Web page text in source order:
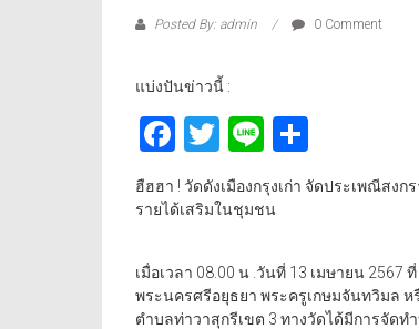
Posted By: admin 0 Comment
แบ่งปันข่าวนี้ :
Facebook
Twitter
Line
ฮืฮฮา ! วัดดังเมืองกรุงเก่า จัดประเพณีสง
รายได้เสริมในชุมชน
เมื่อเวลา 08.00 น .วันที่ 13 เมษายน
พระนครศรีอยุธยา พระครูเกษมจันทวิมล ห
ตำบลท่าวาสุกรีเขต 3 ทางวัดได้มีการจัด